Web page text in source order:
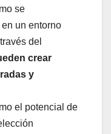
se
un entorno
del
crear
y
el potencial de